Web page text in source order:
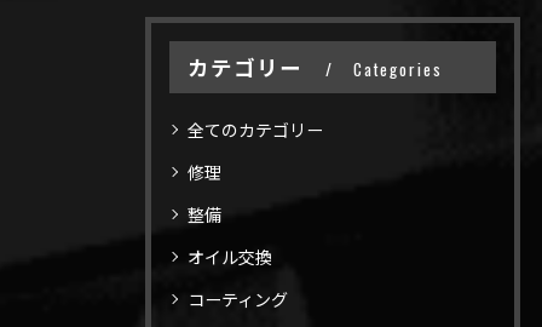
カテゴリー Categories
全てのカテゴリー
修理
整備
オイル交換
コーティング